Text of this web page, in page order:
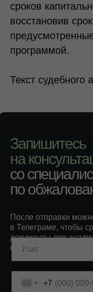
сроков
восстановив
программой.
Текст судебного
+7
После отправки
в Телеграме, чтобы
документы для
вопросы.
Запишитесь
на
со
по